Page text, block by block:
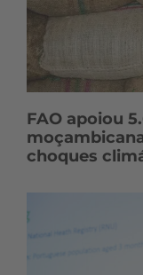
FAO apoiou
choques